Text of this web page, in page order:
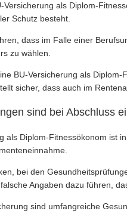
als Diplom-
Schutz besteht.
dass im Falle einer
zu wählen.
BU-Versicherung als
sicher, dass auch im
sind bei Abschluss
als Diplom-Fitnessökonom
bei den
Angaben dazu führen,
sind umfangreiche